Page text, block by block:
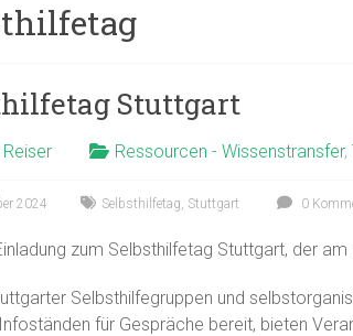
Stuttgart
Ressourcen - Wissenstransfer,
2024 Selbsthilfetag, Stuttgart 0
zum Selbsthilfetag Stuttgart, der
Selbsthilfegruppen und
für Gespräche bereit, bieten